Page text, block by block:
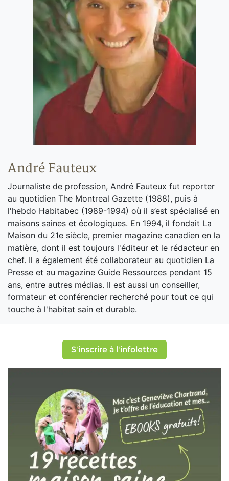
André Fauteux
Journaliste de profession, André Fauteux fut reporter
au quotidien The Montreal Gazette (1988), puis à
l'hebdo Habitabec (1989-1994) où il s’est spécialisé en
maisons saines et écologiques. En 1994, il fondait La
Maison du 21e siècle, premier magazine canadien en la
matière, dont il est toujours l'éditeur et le rédacteur en
chef. Il a également été collaborateur au quotidien La
Presse et au magazine Guide Ressources pendant 15
ans, entre autres médias. Il est aussi un conseiller,
formateur et conférencier recherché pour tout ce qui
touche à l'habitat sain et durable.
S'inscrire à l'infolettre